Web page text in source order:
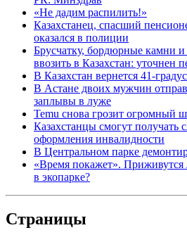
«Не дадим распилить!»
Казахстанец, спасший
оказался в полиции
Брусчатку, бордюрные камни и
ввозить в Казахстан: уточнен
В Казахстан вернется 41-
В Астане двоих мужчин
заплывы в луже
Temu снова грозит огромный
Казахстанцы смогут получать
оформления инвалидности
В Центральном парке
«Время покажет». Приживутся
в экопарке?
Страницы